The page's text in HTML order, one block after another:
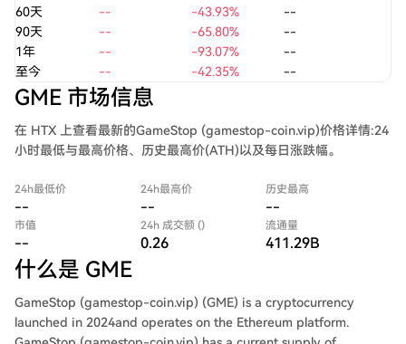
60天
-- -43.93%
--
90天
-- -65.80%
--
1年
-- -93.07%
--
至今
-- -42.35% --
GME 市场信息
在 HTX 上查看最新的GameStop (gamestop-coin.vip)价格详情:24
小时最低与最高价格、历史最高价(ATH)以及每日涨跌幅。
24h最低价
--
24h最高价
--
历史最高
--
市值
--
24h 成交额 ()
0.26
流通量
411.29B
什么是 GME
GameStop (gamestop-coin.vip) (GME) is a cryptocurrency
launched in 2024and operates on the Ethereum platform.